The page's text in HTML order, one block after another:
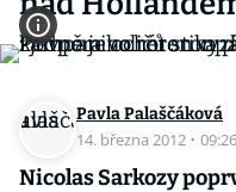
Pavla Palaščáková
14. března 2012 · 09:26
Nicolas Sarkozy